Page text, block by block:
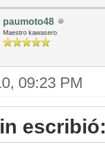
paumoto48
Maestro kawasero
09:23 PM
escribió: